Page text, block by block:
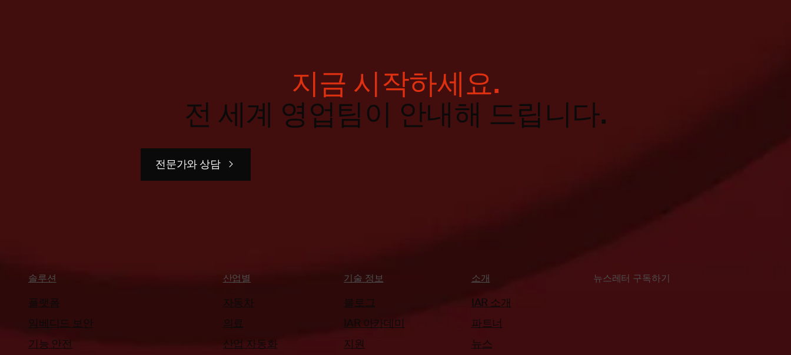
지금 시작하세요.
전 세계 영업팀이 안내해 드립니다.
전문가와 상담
솔루션
플랫폼
임베디드 보안
기능 안전
산업별
자동차
의료
산업 자동화
기술 정보
블로그
IAR 아카데미
지원
소개
IAR 소개
파트너
뉴스
뉴스레터 구독하기